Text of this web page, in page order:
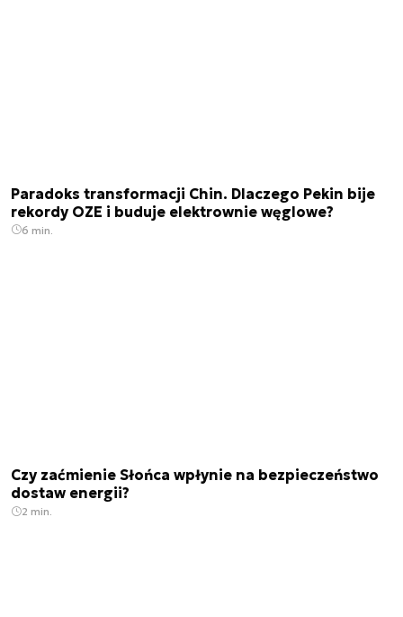
Paradoks transformacji Chin. Dlaczego Pekin bije
rekordy OZE i buduje elektrownie węglowe?
6 min.
Czy zaćmienie Słońca wpłynie na bezpieczeństwo
dostaw energii?
2 min.